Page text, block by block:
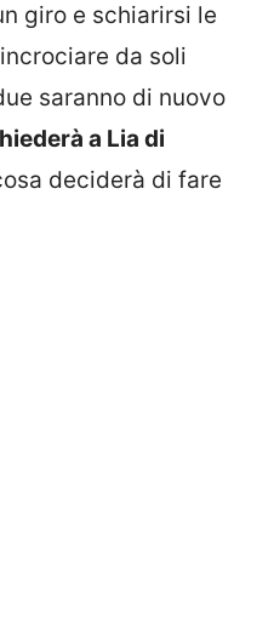
giro e schiarirsi le
da soli
saranno di nuovo
a Lia di
deciderà di fare